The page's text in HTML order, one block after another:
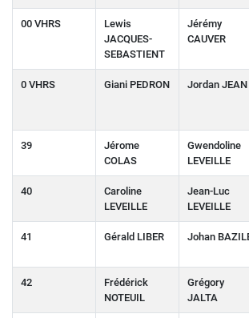
00 VHRS
Lewis
JACQUES-
SEBASTIENT
Jérémy
CAUVER
0 VHRS Giani PEDRON Jordan JEAN
39
Jérome
COLAS
Gwendoline
LEVEILLE
40
Caroline
LEVEILLE
Jean-Luc
LEVEILLE
41 Gérald LIBER Johan
42
Frédérick
NOTEUIL
Grégory
JALTA